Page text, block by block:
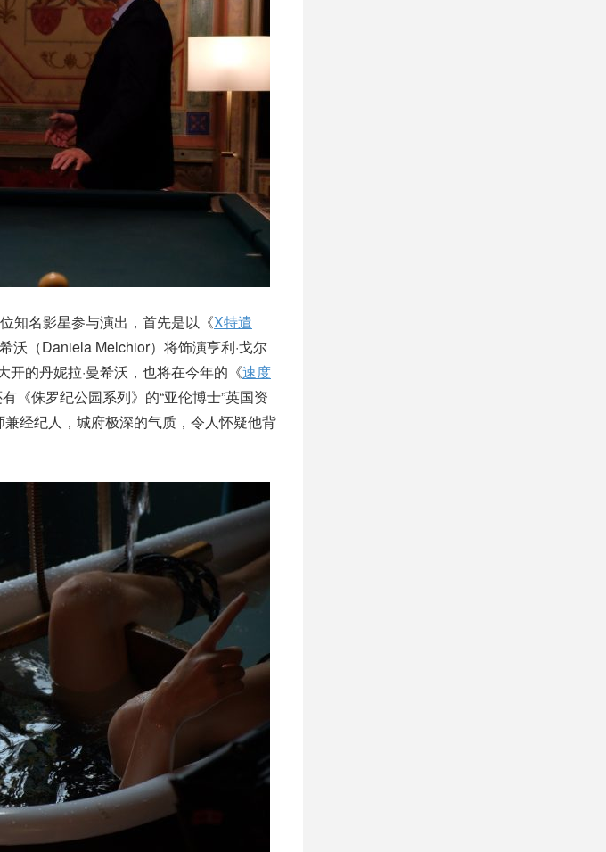
知名影星参与演出，首先是以《X特遣
沃（Daniela Melchior）将饰演亨利·戈尔
开的丹妮拉·曼希沃，也将在今年的《速度
《侏罗纪公园系列》的“亚伦博士”英国资
经纪人，城府极深的气质，令人怀疑他背